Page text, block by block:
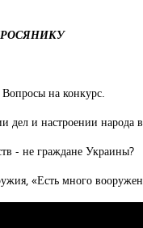
ПРОСЯНИКУ
на конкурс.
и настроении народа
- не граждане Украины?
«Есть много